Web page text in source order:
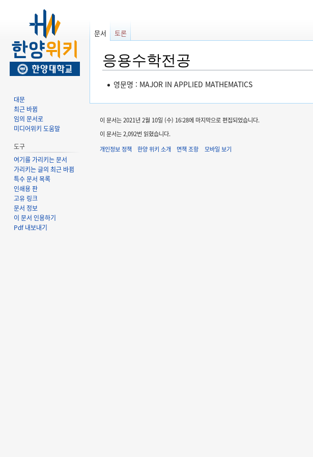
응용수학전공
둘
보
기
로
가
기
검
하
러
가
기
영문명 : MAJOR IN APPLIED MATHEMATICS
문서 토론
대문
최근 바뀜
임의 문서로
미디어위키 도움말
도구
여기를 가리키는 문서
가리키는 글의 최근 바뀜
특수 문서 목록
인쇄용 판
고유 링크
문서 정보
이 문서 인용하기
Pdf 내보내기
이 문서는 2021년 2월 10일 (수) 16:28에 마지막으로 편집되었습니다.
이 문서는 2,092번 읽혔습니다.
개인정보 정책
한양 위키 소개 면책 조항 모바일 보기